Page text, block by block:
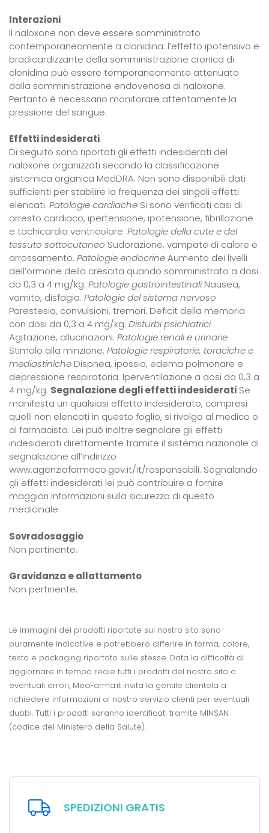
Interazioni
Il naloxone non deve essere somministrato
contemporaneamente a clonidina: l’effetto ipotensivo e
bradicardizzante della somministrazione cronica di
clonidina può essere temporaneamente attenuato
dalla somministrazione endovenosa di naloxone.
Pertanto è necessario monitorare attentamente la
pressione del sangue.
Effetti indesiderati
Di seguito sono riportati gli effetti indesiderati del
naloxone organizzati secondo la classificazione
sistemica organica MedDRA. Non sono disponibili dati
sufficienti per stabilire la frequenza dei singoli effetti
elencati. Patologie cardiache Si sono verificati casi di
arresto cardiaco, ipertensione, ipotensione, fibrillazione
e tachicardia ventricolare. Patologie della cute e del
tessuto sottocutaneo Sudorazione, vampate di calore e
arrossamento. Patologie endocrineAumento dei livelli
dell’ormone della crescita quando somministrato a dosi
da 0,3 a 4 mg/kg. Patologie gastrointestinaliNausea,
vomito, disfagia. Patologie del sistema nervoso
Parestesia, convulsioni, tremori. Deficit della memoria
con dosi da 0,3 a 4 mg/kg. Disturbi psichiatrici
Agitazione, allucinazioni. Patologie renali e urinarie
Stimolo alla minzione. Patologie respiratorie, toraciche e
mediastiniche Dispnea, ipossia, edema polmonare e
depressione respiratoria. Iperventilazione a dosi da 0,3 a
4 mg/kg. Segnalazione degli effetti indesiderati Se
manifesta un qualsiasi effetto indesiderato, compresi
quelli non elencati in questo foglio, si rivolga al medico o
al farmacista. Lei può inoltre segnalare gli effetti
indesiderati direttamente tramite il sistema nazionale di
segnalazione all’indirizzo
www.agenziafarmaco.gov.it/it/responsabili. Segnalando
gli effetti indesiderati lei può contribuire a fornire
maggiori informazioni sulla sicurezza di questo
medicinale.
Sovradosaggio
Non pertinente.
Gravidanza e allattamento
Non pertinente.
Le immagini dei prodotti riportate sul nostro sito sono
puramente indicative e potrebbero differire in forma, colore,
testo e packaging riportato sulle stesse. Data la difficoltà di
aggiornare in tempo reale tutti i prodotti del nostro sito o
eventuali errori, MeaFarma.it invita la gentile clientela a
richiedere informazioni al nostro servizio clienti per eventuali
dubbi. Tutti i prodotti saranno identificati tramite MINSAN
(codice del Ministero della Salute).
SPEDIZIONI GRATIS